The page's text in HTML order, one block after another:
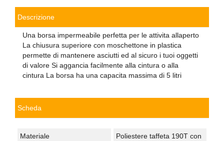
Descrizione
Una borsa impermeabile perfetta per le attivita allaperto
La chiusura superiore con moschettone in plastica
permette di mantenere asciutti ed al sicuro i tuoi oggetti
di valore Si aggancia facilmente alla cintura o alla
cintura La borsa ha una capacita massima di 5 litri
Scheda
Materiale
Poliestere taffeta 190T con